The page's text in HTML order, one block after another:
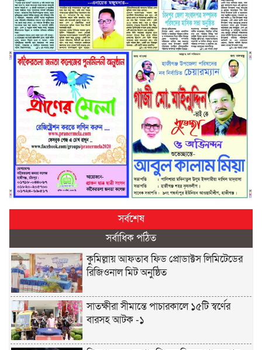
সর্বশেষ
সর্বাধিক পঠিত
কুমিল্লায় আফতাব ফিড প্রোডাক্টস লিমিটেডের
রিজিওনাল মিট অনুষ্ঠিত
সাতক্ষীরা সীমান্তে পাচারকালে ১৫টি স্বর্ণের
বারসহ আটক -১